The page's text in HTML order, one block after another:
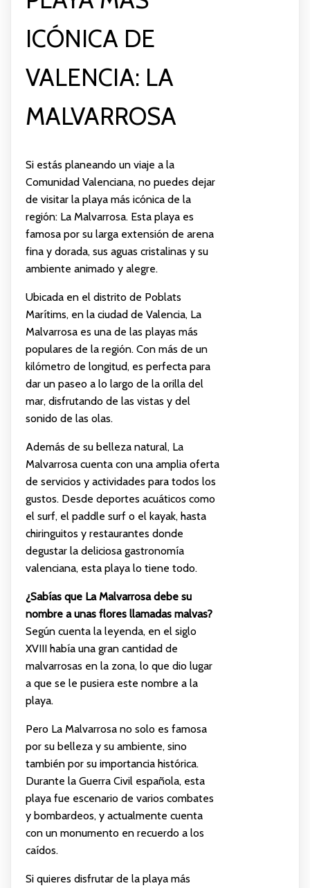
ICÓNICA DE
VALENCIA: LA
MALVARROSA
Si estás planeando un viaje a la
Comunidad Valenciana, no puedes dejar
de visitar la playa más icónica de la
región: La Malvarrosa. Esta playa es
famosa por su larga extensión de arena
fina y dorada, sus aguas cristalinas y su
ambiente animado y alegre.
Ubicada en el distrito de Poblats
Marítims, en la ciudad de Valencia, La
Malvarrosa es una de las playas más
populares de la región. Con más de un
kilómetro de longitud, es perfecta para
dar un paseo a lo largo de la orilla del
mar, disfrutando de las vistas y del
sonido de las olas.
Además de su belleza natural, La
Malvarrosa cuenta con una amplia oferta
de servicios y actividades para todos los
gustos. Desde deportes acuáticos como
el surf, el paddle surf o el kayak, hasta
chiringuitos y restaurantes donde
degustar la deliciosa gastronomía
valenciana, esta playa lo tiene todo.
¿Sabías que La Malvarrosa debe su
nombre a unas flores llamadas malvas?
Según cuenta la leyenda, en el siglo
XVIII había una gran cantidad de
malvarrosas en la zona, lo que dio lugar
a que se le pusiera este nombre a la
playa.
Pero La Malvarrosa no solo es famosa
por su belleza y su ambiente, sino
también por su importancia histórica.
Durante la Guerra Civil española, esta
playa fue escenario de varios combates
y bombardeos, y actualmente cuenta
con un monumento en recuerdo a los
caídos.
Si quieres disfrutar de la playa más